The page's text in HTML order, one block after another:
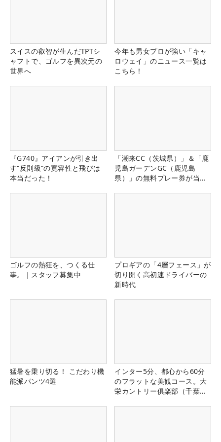
スイスの叡智が生んだTPTシ
ャフトで、ゴルフを異次元の
世界へ
今年も男女プロが強い「キャ
ロウェイ」のニュース一覧は
こちら！
『G740』アイアンが引き出
す“反則級”の寛容性と飛びは
本当だった！
「潮来CC（茨城県）」＆「鹿
児島ガーデンGC（鹿児島
県）」の無料プレー券が当た
ゴルフの熱狂を、つくる仕
事。｜スタッフ募集中
プロギアの「4層フェース」が
切り開く高初速ドライバーの
新時代
猛暑を乗り切る！ こだわり機
能派パンツ4選
インター5分、都心から60分
のフラットな美観コース。大
栄カントリー俱楽部（千葉